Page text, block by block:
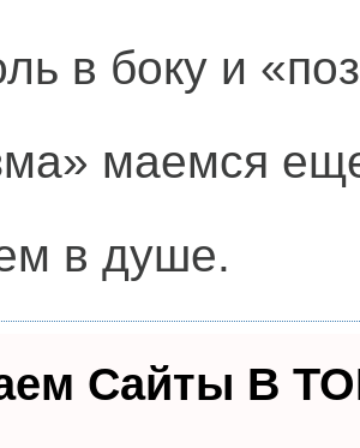
в боку и
маемся
в душе.
Сайты В